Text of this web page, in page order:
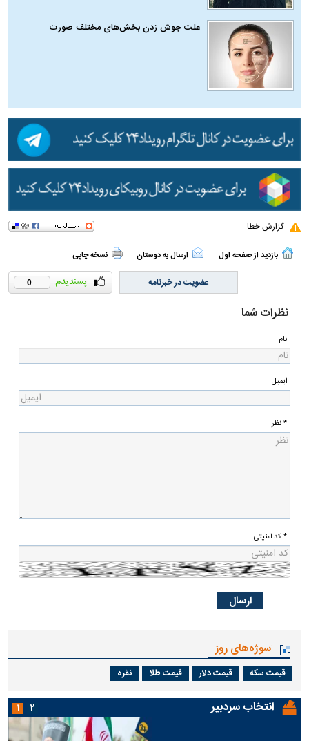
علت جوش زدن بخش‌های مختلف صورت
گزارش خطا
بازدید از صفحه اول ارسال به دوستان نسخه چاپی
0 عضویت در خبرنامه
نظرات شما
نام
ایمیل
* نظر
* کد امنیتی
سوژه‌های روز
قیمت سکه قیمت دلار قیمت طلا نقره
انتخاب سردبیر ۱ ۲